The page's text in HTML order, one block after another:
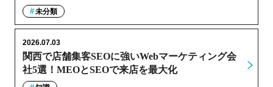
未分類
関西で店舗集客SEOに強いWebマーケティング会
社5選！MEOとSEOで来店を最大化
2026.07.03